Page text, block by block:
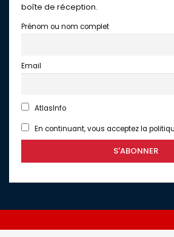
boîte de réception.
Prénom ou nom complet
Email
AtlasInfo
En continuant, vous acceptez la